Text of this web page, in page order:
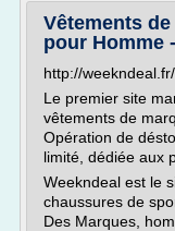
Vêtements
pour Homme
http://weekndeal.fr/
Le premier site
vêtements de
Opération de
limité, dédiée aux
Weekndeal est le
chaussures de
Des Marques,